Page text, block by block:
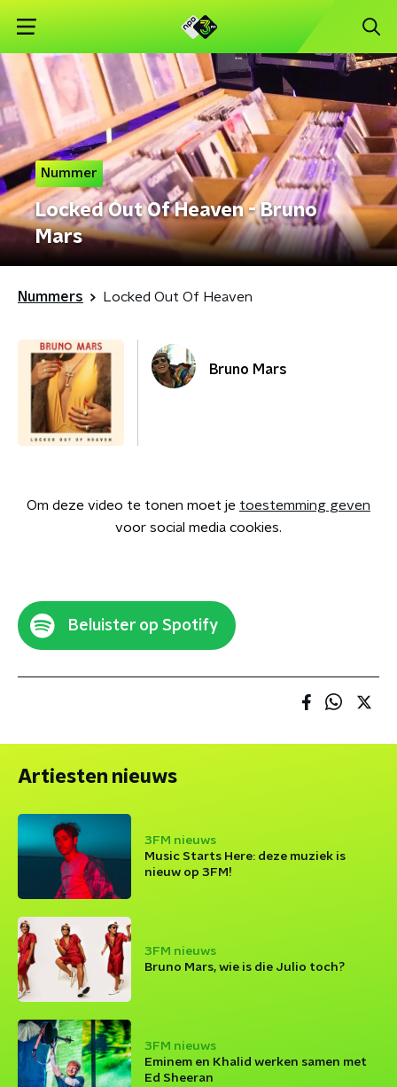
Nummer
Locked Out Of Heaven - Bruno
Mars
Nummers Locked Out Of Heaven
Bruno Mars
Om deze video te tonen moet je toestemming geven
voor social media cookies.
Beluister op Spotify
Artiesten nieuws
3FM nieuws
Music Starts Here: deze muziek is
nieuw op 3FM!
3FM nieuws
Bruno Mars, wie is die Julio toch?
3FM nieuws
Eminem en Khalid werken samen met
Ed Sheeran